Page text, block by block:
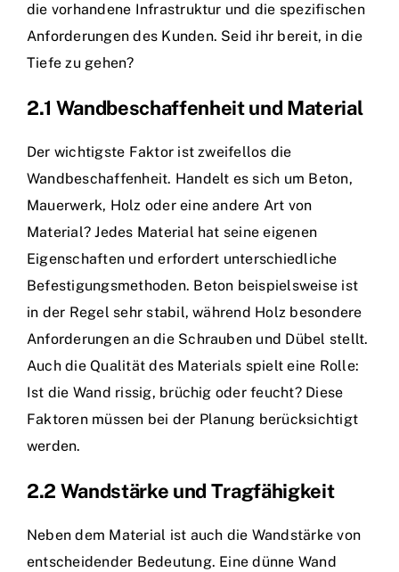
die vorhandene Infrastruktur und die spezifischen
Anforderungen des Kunden. Seid ihr bereit, in die
Tiefe zu gehen?
2.1 Wandbeschaffenheit und Material
Der wichtigste Faktor ist zweifellos die
Wandbeschaffenheit. Handelt es sich um Beton,
Mauerwerk, Holz oder eine andere Art von
Material? Jedes Material hat seine eigenen
Eigenschaften und erfordert unterschiedliche
Befestigungsmethoden. Beton beispielsweise ist
in der Regel sehr stabil, während Holz besondere
Anforderungen an die Schrauben und Dübel stellt.
Auch die Qualität des Materials spielt eine Rolle:
Ist die Wand rissig, brüchig oder feucht? Diese
Faktoren müssen bei der Planung berücksichtigt
werden.
2.2 Wandstärke und Tragfähigkeit
Neben dem Material ist auch die Wandstärke von
entscheidender Bedeutung. Eine dünne Wand